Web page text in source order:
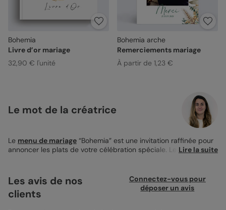
Bohemia
Livre d’or mariage
32,90 € l'unité
Bohemia arche
Remerciements mariage
À partir de 1,23 €
Le mot de la créatrice
Le menu de mariage “Bohemia” est une invitation raffinée pour
annoncer les plats de votre célébration spéciale. Le design
chaleureuse et accueillante. Ce menu de 50x70 cm offre
suffisamment d'espace pour détailler toutes les étapes de votre
festin, de l'entrée jusqu'aux desserts. Vous pouvez personnaliser
Lire la suite
Les avis de nos
clients
Connectez-vous pour
déposer un avis